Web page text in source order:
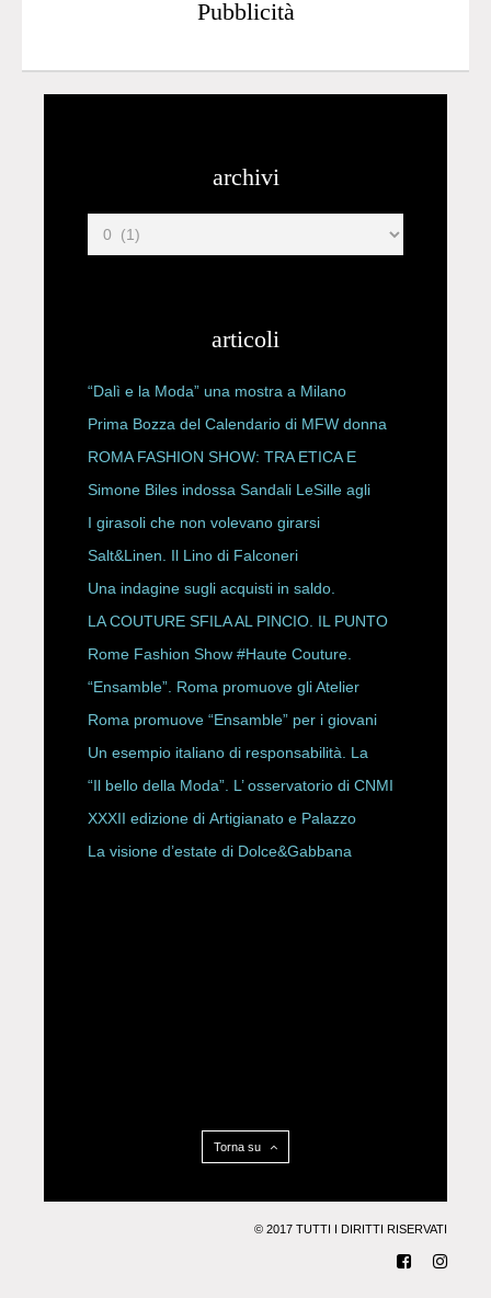
Pubblicità
archivi
articoli
“Dalì e la Moda” una mostra a Milano
Prima Bozza del Calendario di MFW donna
P/E 2027
ROMA FASHION SHOW: TRA ETICA E
HAUTE COUTURE
Simone Biles indossa Sandali LeSille agli
ESPY Awards 2026
I girasoli che non volevano girarsi
Salt&Linen. Il Lino di Falconeri
Una indagine sugli acquisti in saldo.
LA COUTURE SFILA AL PINCIO. IL PUNTO
CON ALESSANDRO ONORATO E
ROBERTA ANGELILLI
Rome Fashion Show #Haute Couture.
“Ensamble”. Roma promuove gli Atelier
Storici
Roma promuove “Ensamble” per i giovani
Un esempio italiano di responsabilità. La
Rete Slow Fiber
“Il bello della Moda”. L’ osservatorio di CNMI
XXXII edizione di Artigianato e Palazzo
La visione d’estate di Dolce&Gabbana
Torna su
© 2017 TUTTI I DIRITTI RISERVATI